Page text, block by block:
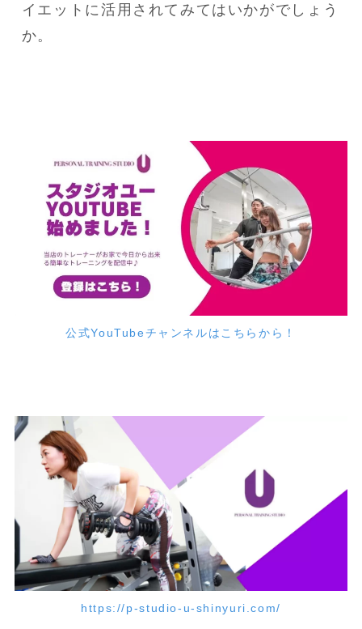
イエットに活用されてみてはいかがでしょう
か。
公式YouTubeチャンネルはこちらから！
https://p-studio-u-shinyuri.com/